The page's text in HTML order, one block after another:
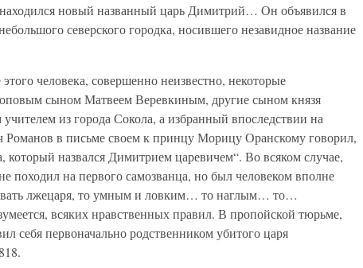
находился новый названный царь Димитрий… Он объявился в
северского городка, носившего незавидное название
человека, совершенно неизвестно, некоторые
сыном Матвеем Веревкиным, другие сыном князя
из города Сокола, а избранный впоследствии на
в письме своем к принцу Морицу Оранскому говорил,
который назвался Димитрием царевичем“. Во всяком случае,
походил на первого самозванца, но был человеком вполне
лжецаря, то умным и ловким… то наглым… то…
всяких нравственных правил. В пропойской тюрьме,
себя первоначально родственником убитого царя